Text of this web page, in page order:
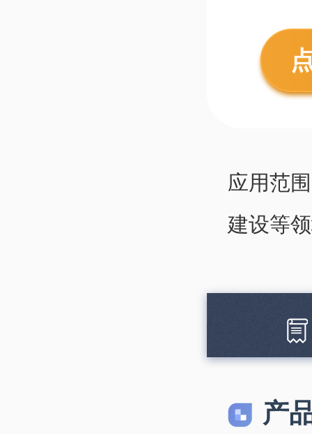
应用范
建设等
产